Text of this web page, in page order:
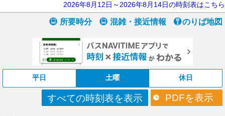
2026年8月12日～2026年8月14日の時刻表はこちら
所要時分 混雑・接近情報 のりば地図
平日 土曜 休日
すべての時刻表を表示 PDFを表示